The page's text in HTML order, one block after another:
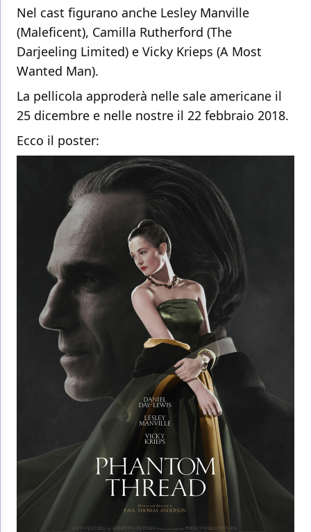
Nel cast figurano anche Lesley Manville
(Maleficent), Camilla Rutherford (The
Darjeeling Limited) e Vicky Krieps (A Most
Wanted Man).
La pellicola approderà nelle sale americane il
25 dicembre e nelle nostre il 22 febbraio 2018.
Ecco il poster: